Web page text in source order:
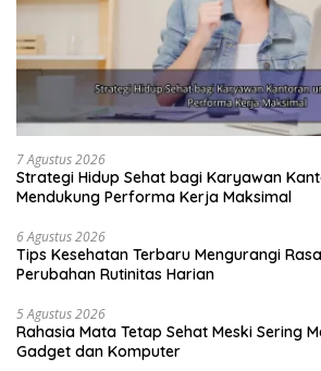
7 Agustus 2026
Strategi Hidup Sehat bagi Karyawan
Mendukung Performa Kerja Maksimal
6 Agustus 2026
Tips Kesehatan Terbaru Mengurangi
Perubahan Rutinitas Harian
5 Agustus 2026
Rahasia Mata Tetap Sehat Meski Sering
Gadget dan Komputer